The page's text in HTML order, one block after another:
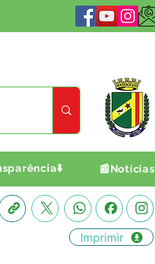
📰Notícias
Imprimir